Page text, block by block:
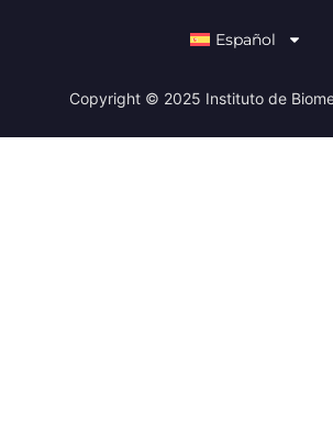
Español
Copyright © 2025 Instituto de